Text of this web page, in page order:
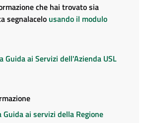
che hai trovato sia
segnalacelo usando il modulo
Guida ai Servizi dell'Azienda USL
Guida ai servizi della Regione